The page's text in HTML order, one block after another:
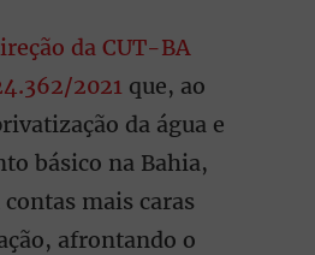
da CUT-BA
2021 que, ao
da água e
básico na Bahia,
mais caras
afrontando o